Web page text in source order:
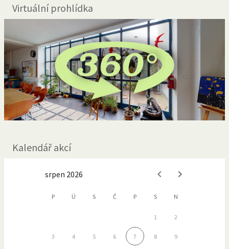
Virtuální prohlídka
Kalendář akcí
srpen 2026
P Ú S Č P S N
1 2
3 4 5 6 7 8 9